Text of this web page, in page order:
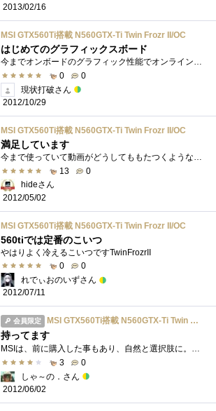
2013/02/16
MSI GTX560Ti搭載 N560GTX-Ti Twin Frozr II/OC
はじめてのグラフィックスボード
今までオンボードのグラフィック性能でオンラインゲームをやっていたので、性能差に愕然としております。
0
0
現状打破さん
2012/10/29
MSI GTX560Ti搭載 N560GTX-Ti Twin Frozr II/OC
満足しています
今まで使っていて動画がどうしてももたつくような気がしてビデオカードを交換してみましたエクスペリエンスでも7.8～7.9を出していますH.264|MPEG-...
13
0
hideさん
2012/05/02
MSI GTX560Ti搭載 N560GTX-Ti Twin Frozr II/OC
560tiでは定番のこいつ
やはりよく冷えるこいつですTwinFrozrII
0
0
れでぃおのいずさん
2012/07/11
会員限定 MSI GTX560Ti搭載 N560GTX-Ti Twin Frozr II/OC
持ってます
MSIは、前に購入した事もあり、自然と選択肢に。当時、予算から560無印の発売を待つものの、一向に出ず。シビレを切らし、買いました。夏場の�...
3
0
しゃ～の．さん
2012/06/02